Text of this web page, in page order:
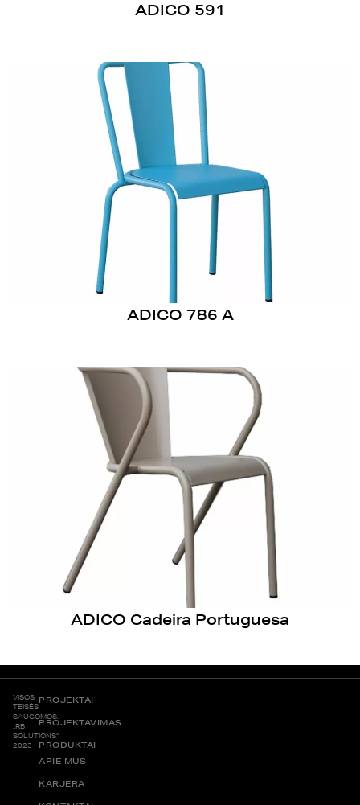
ADICO 591
ADICO 786 A
ADICO Cadeira Portuguesa
VISOS
TEISĖS
SAUGOMOS.
„RB
SOLUTIONS“
2023
PROJEKTAI
PROJEKTAVIMAS
PRODUKTAI
APIE MUS
KARJERA